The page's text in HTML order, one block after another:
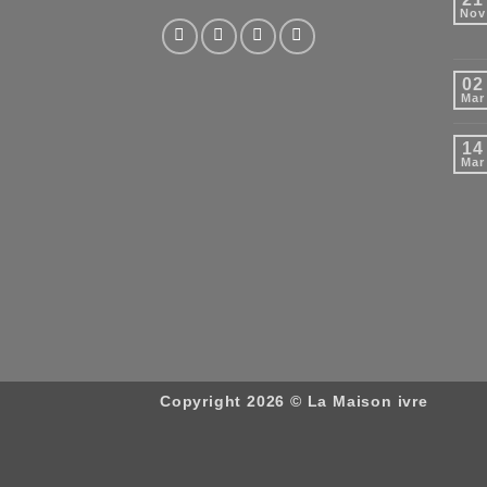
Nov
02
Mar
14
Mar
Copyright 2026 © La Maison ivre